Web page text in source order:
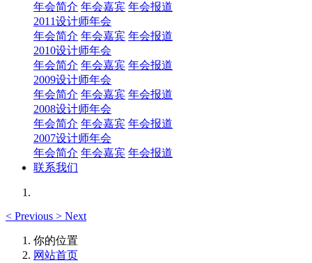
年会简介 年会嘉宾 年会报道
2011设计师年会
年会简介 年会嘉宾 年会报道
2010设计师年会
年会简介 年会嘉宾 年会报道
2009设计师年会
年会简介 年会嘉宾 年会报道
2008设计师年会
年会简介 年会嘉宾 年会报道
2007设计师年会
年会简介 年会嘉宾 年会报道
联系我们
< Previous > Next
你的位置
网站首页